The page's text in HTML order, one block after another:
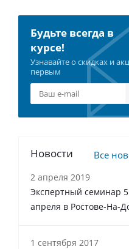
Будьте всегда в
курсе!
Узнавайте о скидках и
первым
Новости Все
2 апреля 2019
Экспертный семинар 5
апреля в Ростове-На-
1 сентября 2017